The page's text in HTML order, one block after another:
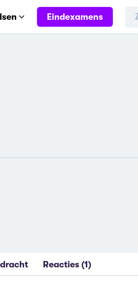
Eindexamens
Reacties (1)